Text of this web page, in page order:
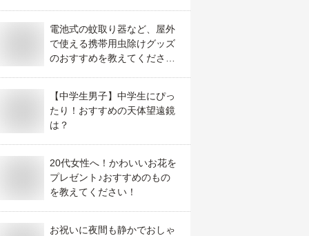
電池式の蚊取り器など、屋外
で使える携帯用虫除けグッズ
のおすすめを教えてくださ
【中学生男子】中学生にぴっ
たり！おすすめの天体望遠鏡
は？
20代女性へ！かわいいお花を
プレゼント♪おすすめのもの
を教えてください！
お祝いに夜間も静かでおしゃ